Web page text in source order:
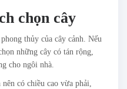
chọn cây
thủy của cây cảnh. Nếu
những cây có tán rộng,
cho ngôi nhà.
có chiều cao vừa phải,